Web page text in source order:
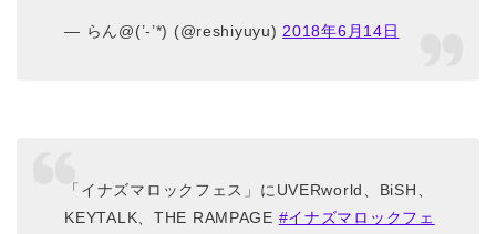
— らん@(’-’*) (@reshiyuyu) 2018年6月14日
「イナズマロックフェス」にUVERworld、BiSH、
KEYTALK、THE RAMPAGE #イナズマロックフェ